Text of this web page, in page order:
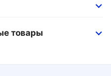
товары